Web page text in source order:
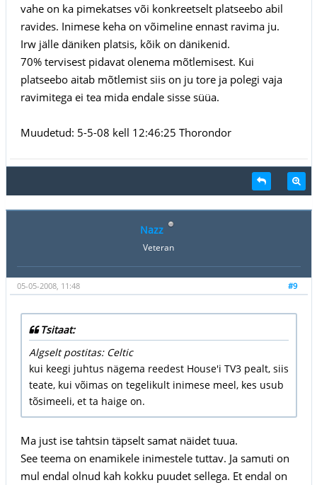
vahe on ka pimekatses või konkreetselt platseebo abil
ravides. Inimese keha on võimeline ennast ravima ju.
Irw jälle däniken platsis, kõik on dänikenid.
70% tervisest pidavat olenema mõtlemisest. Kui
platseebo aitab mõtlemist siis on ju tore ja polegi vaja
ravimitega ei tea mida endale sisse süüa.
Muudetud: 5-5-08 kell 12:46:25 Thorondor
Nazz
Veteran
#9
05-05-2008, 11:48
Tsitaat:
Algselt postitas: Celtic
kui keegi juhtus nägema reedest House'i TV3 pealt, siis
teate, kui võimas on tegelikult inimese meel, kes usub
tõsimeeli, et ta haige on.
Ma just ise tahtsin täpselt samat näidet tuua.
See teema on enamikele inimestele tuttav. Ja samuti on
mul endal olnud kah kokku puudet sellega. Et endal on